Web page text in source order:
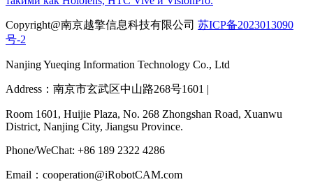
Copyright@南京越擎信息科技有限公司 苏ICP备2023013090
号-2
Nanjing Yueqing Information Technology Co., Ltd
Address：南京市玄武区中山路268号1601 |
Room 1601, Huijie Plaza, No. 268 Zhongshan Road, Xuanwu
District, Nanjing City, Jiangsu Province.
Phone/WeChat: +86 189 2322 4286
Email：cooperation@iRobotCAM.com